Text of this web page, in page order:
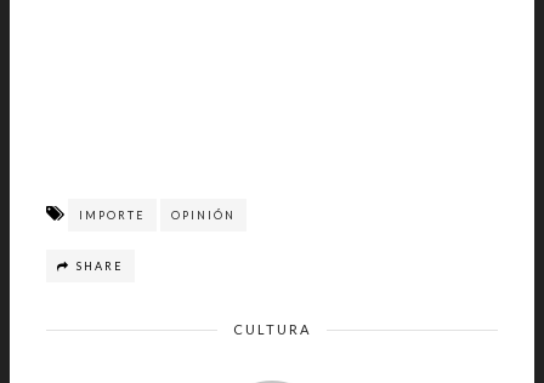
IMPORTE OPINIÓN
SHARE
CULTURA